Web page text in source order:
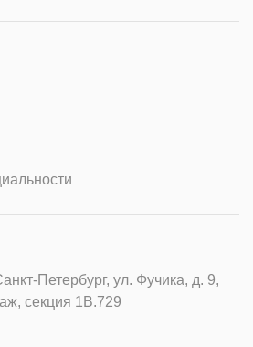
Петербург, ул. Фучика, д. 9,
секция 1В.729